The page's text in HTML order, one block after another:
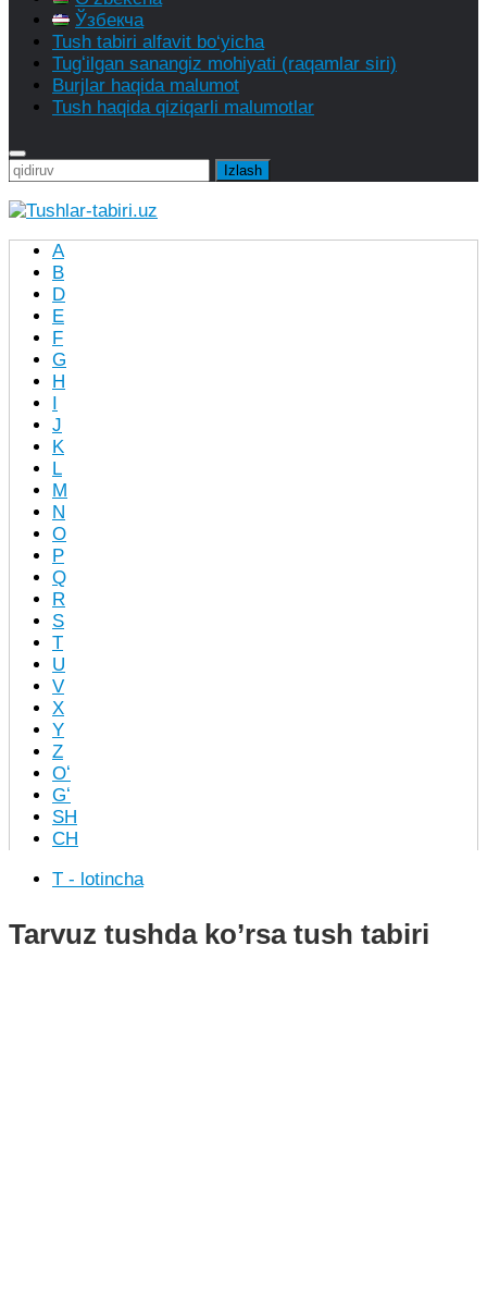
Ўзбекча
Tush tabiri alfavit bo‘yicha
Tugʻilgan sanangiz mohiyati (raqamlar siri)
Burjlar haqida malumot
Tush haqida qiziqarli malumotlar
Qidirshish:
A
B
D
E
F
G
H
I
J
K
L
M
N
O
P
Q
R
S
T
U
V
X
Y
Z
Oʻ
Gʻ
SH
CH
T - lotincha
Tarvuz tushda ko’rsa tush tabiri